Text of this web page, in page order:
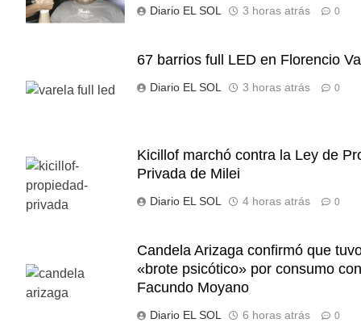
Diario EL SOL 3 horas atrás 0
67 barrios full LED en Florencio
Diario EL SOL 3 horas atrás 0
Kicillof marchó contra la Ley de
Privada de Milei
Diario EL SOL 4 horas atrás 0
Candela Arizaga confirmó que
«brote psicótico» por consumo con
Facundo Moyano
Diario EL SOL 6 horas atrás 0